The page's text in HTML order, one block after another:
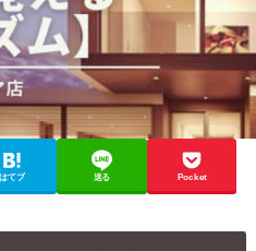
はてブ 送る Pocket